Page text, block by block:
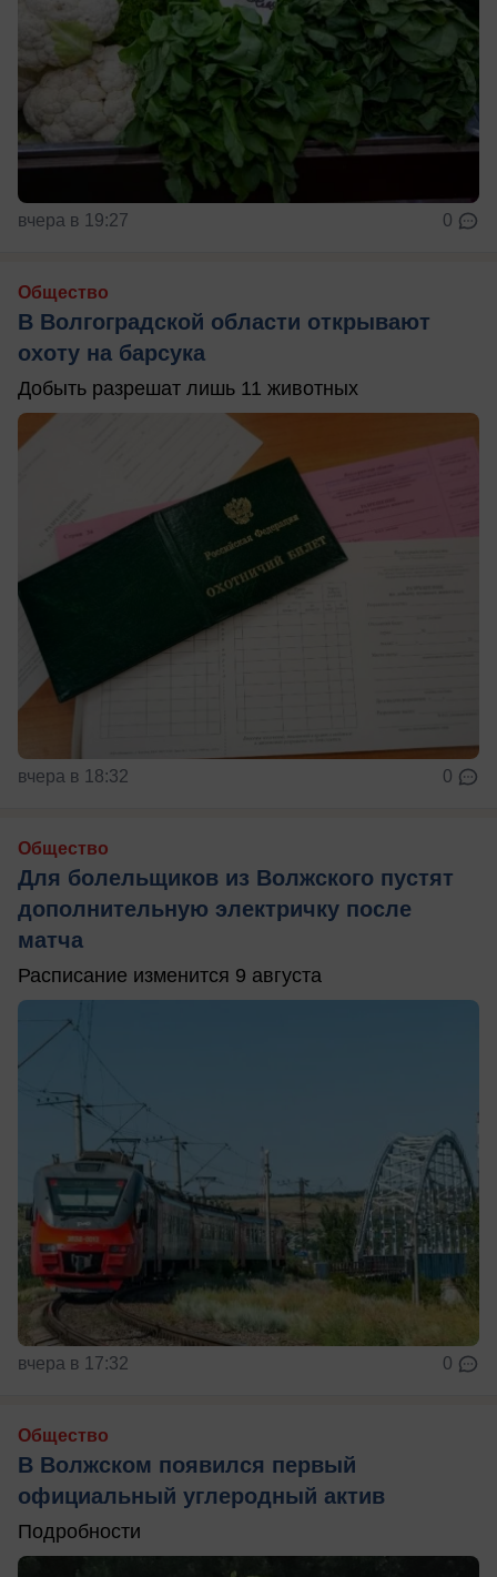
вчера в 19:27 0
Общество
В Волгоградской области открывают
охоту на барсука
Добыть разрешат лишь 11 животных
вчера в 18:32 0
Общество
Для болельщиков из Волжского пустят
дополнительную электричку после
матча
Расписание изменится 9 августа
вчера в 17:32 0
Общество
В Волжском появился первый
официальный углеродный актив
Подробности